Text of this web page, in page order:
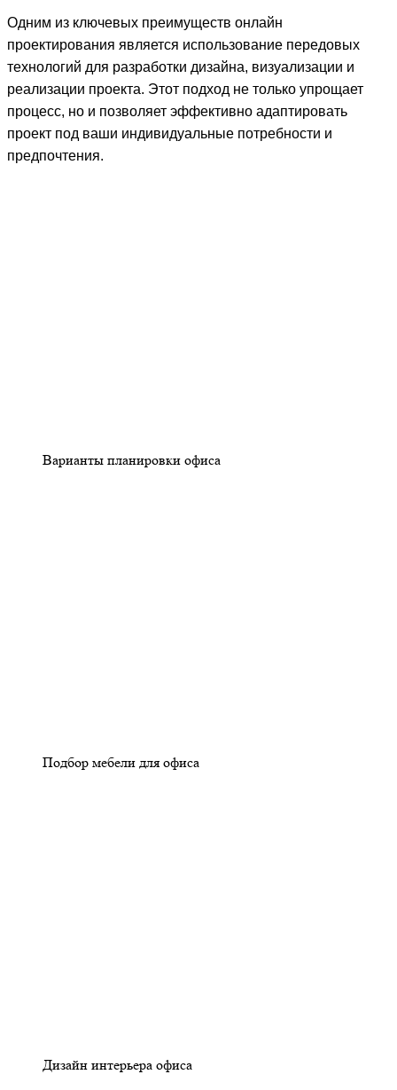
Одним из ключевых преимуществ онлайн
проектирования является использование передовых
технологий для разработки дизайна, визуализации и
реализации проекта. Этот подход не только упрощает
процесс, но и позволяет эффективно адаптировать
проект под ваши индивидуальные потребности и
предпочтения.
Варианты планировки офиса
Подбор мебели для офиса
Дизайн интерьера офиса